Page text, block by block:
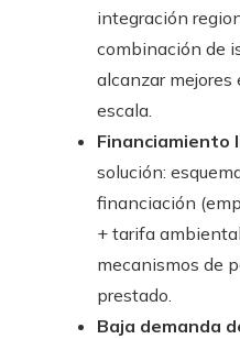
integración
combinación de
alcanzar mejores
escala.
Financiamiento
solución:
financiación
+ tarifa
mecanismos de
prestado.
Baja demanda